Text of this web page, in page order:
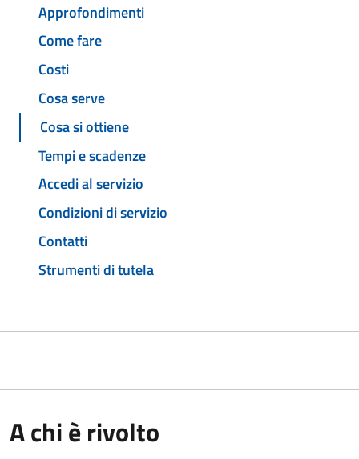
Approfondimenti
Come fare
Costi
Cosa serve
Cosa si ottiene
Tempi e scadenze
Accedi al servizio
Condizioni di servizio
Contatti
Strumenti di tutela
A chi è rivolto